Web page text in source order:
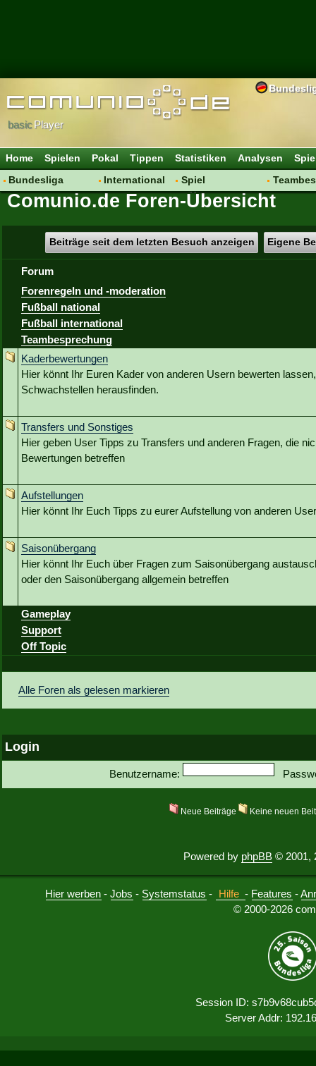
basicPlayer
Home Spielen Pokal Tippen Statistiken Analysen
Bundesliga
Hot News
Spielanalyse
Vereinsdiskussion
Vereinsfragen
International
Vereine
Spiel
Regeln & Tipps
Comunio.de Foren-Übersicht
Beiträge seit dem letzten Besuch anzeigen Eigene
Forum
Forenregeln und -moderation
Fußball national
Fußball international
Teambesprechung
Kaderbewertungen
Hier könnt Ihr Euren Kader von anderen Usern bewerten
Schwachstellen herausfinden.
Transfers und Sonstiges
Hier geben User Tipps zu Transfers und anderen Fragen, die
Bewertungen betreffen
Aufstellungen
Hier könnt Ihr Euch Tipps zu eurer Aufstellung von anderen
Saisonübergang
Hier könnt Ihr Euch über Fragen zum Saisonübergang
oder den Saisonübergang allgemein betreffen
Gameplay
Support
Off Topic
Alle Foren als gelesen markieren
Login
Benutzername:
Neue Beiträge Keine neuen
Powered by phpBB © 2001,
Hier werben -Jobs - Systemstatus - Hilfe - Features -
© 2000-2026
Session ID:
Server Addr: